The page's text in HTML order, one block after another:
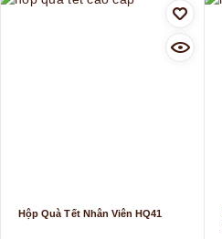
Hộp Quà Tết Nhân Viên HQ41